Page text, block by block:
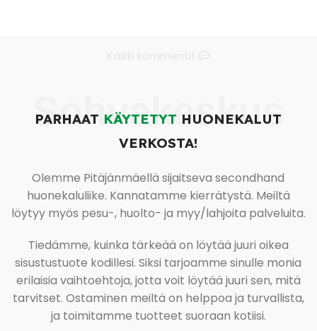
Sohvakeskus
PARHAAT KÄYTETYT HUONEKALUT
VERKOSTA!
Olemme Pitäjänmäellä sijaitseva secondhand
huonekaluliike. Kannatamme kierrätystä. Meiltä
löytyy myös pesu-, huolto- ja myy/lahjoita palveluita.
Tiedämme, kuinka tärkeää on löytää juuri oikea
sisustustuote kodillesi. Siksi tarjoamme sinulle monia
erilaisia vaihtoehtoja, jotta voit löytää juuri sen, mitä
tarvitset. Ostaminen meiltä on helppoa ja turvallista,
ja toimitamme tuotteet suoraan kotiisi.